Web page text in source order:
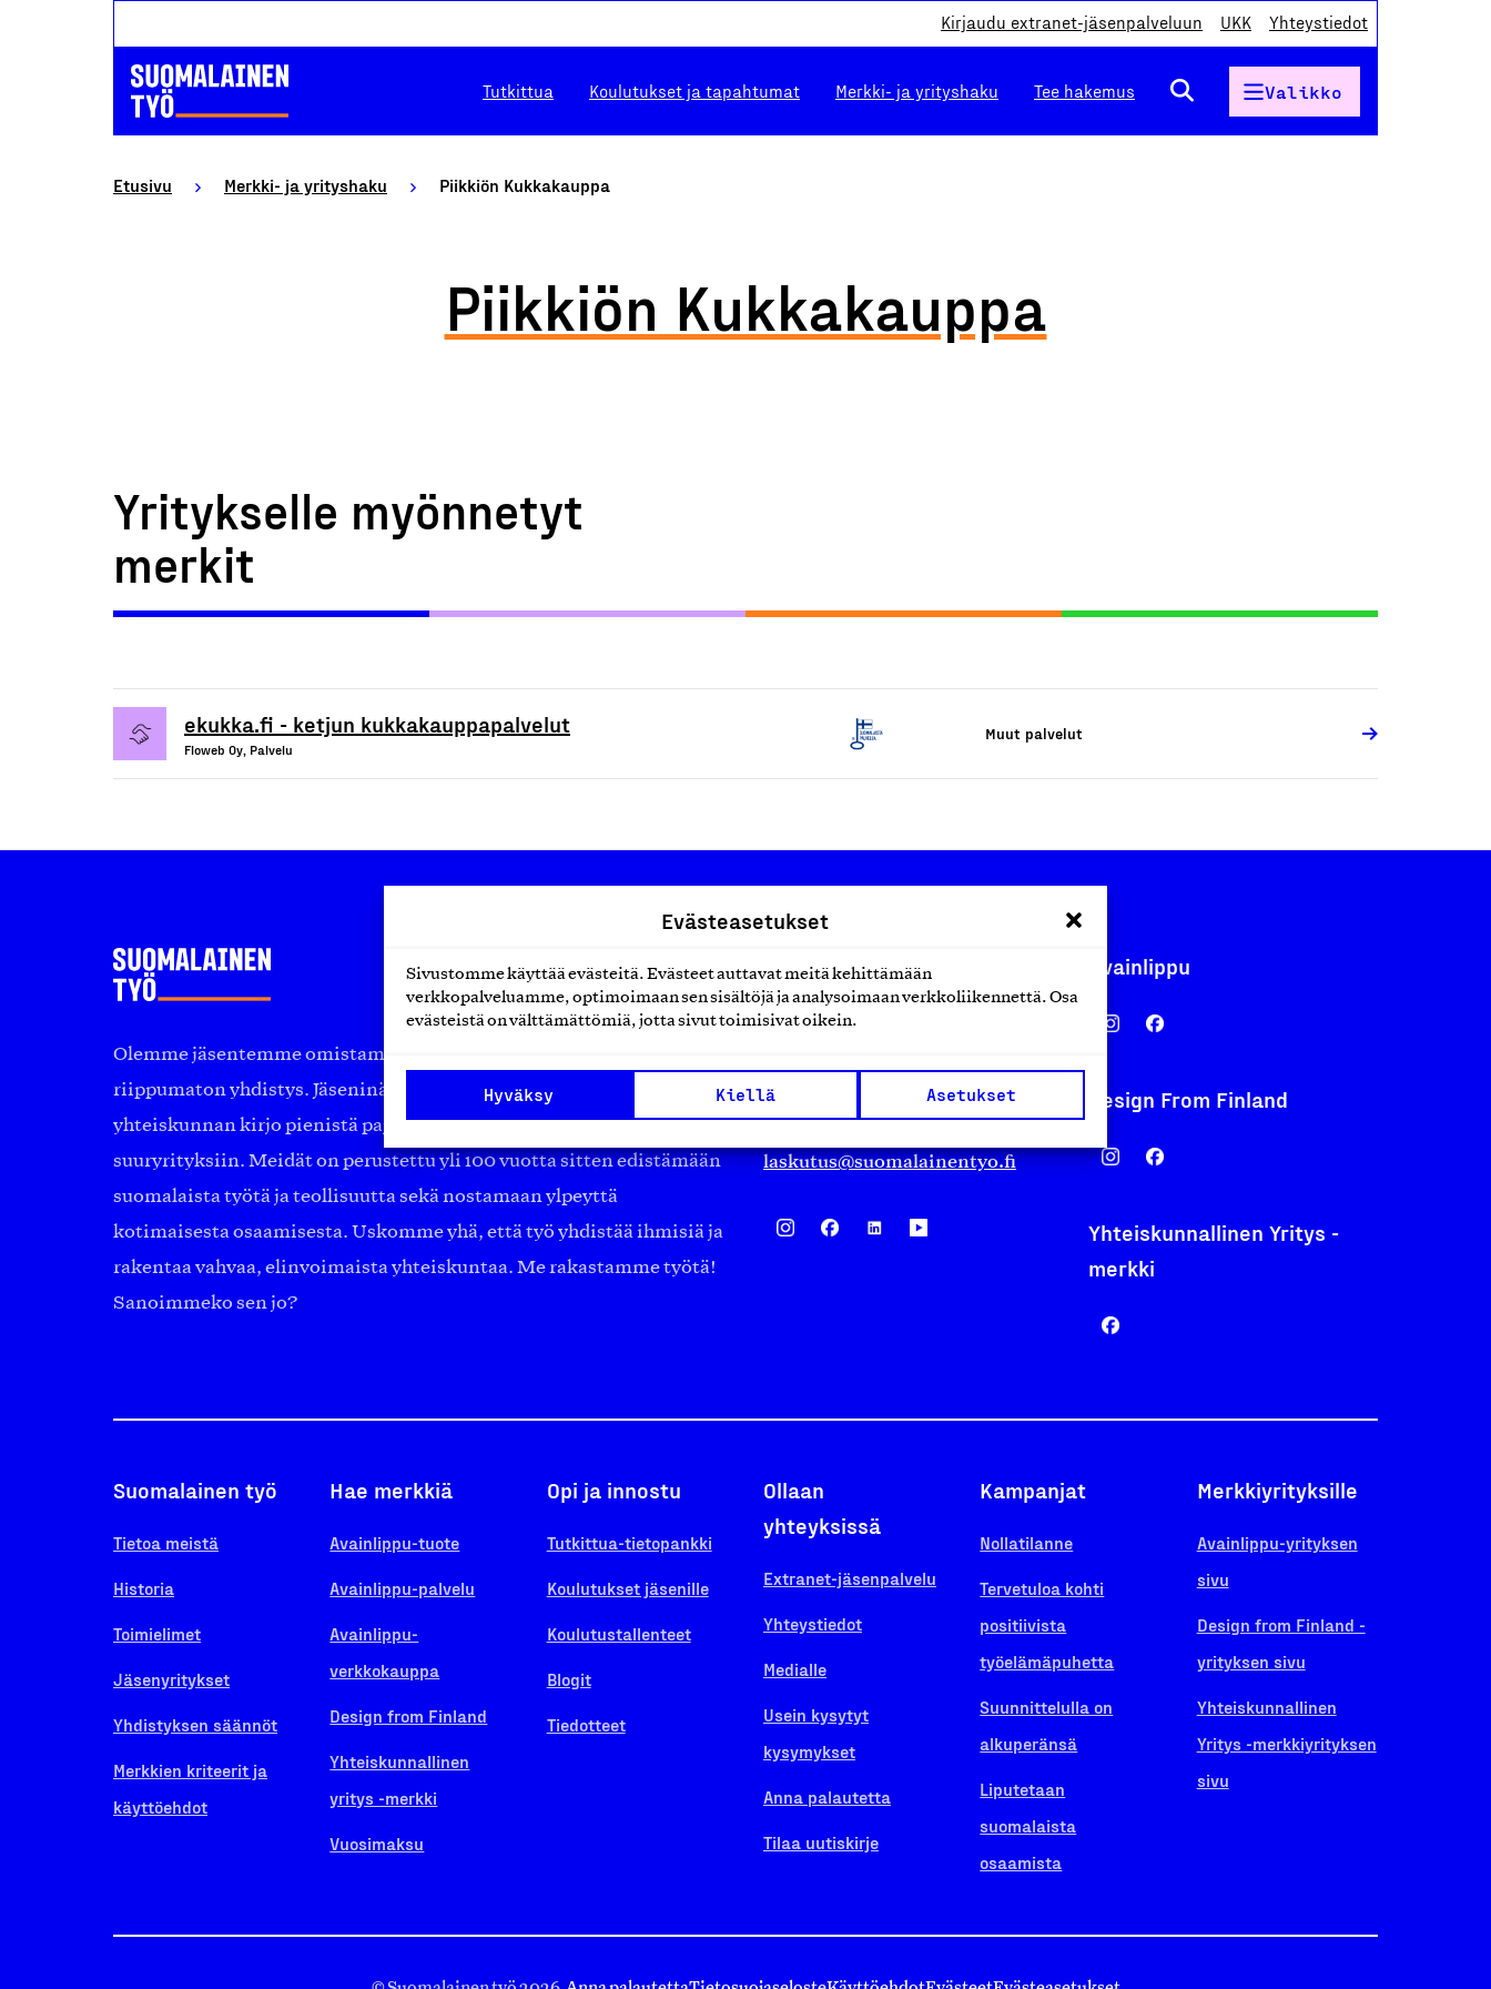
Evästeasetukset
Sivustomme käyttää evästeitä. Evästeet auttavat meitä kehittämään
verkkopalveluamme, optimoimaan sen sisältöjä ja analysoimaan verkkoliikennettä. Osa
evästeistä on välttämättömiä, jotta sivut toimisivat oikein.
Hyväksy Kiellä Asetukset
Kirjaudu extranet-jäsenpalveluun UKK Yhteystiedot
Tutkittua Koulutukset ja tapahtumat Merkki- ja yrityshaku Tee hakemus Valikko
Etusivu Merkki- ja yrityshaku Piikkiön Kukkakauppa
Piikkiön Kukkakauppa
Yritykselle myönnetyt
merkit
ekukka.fi - ketjun kukkakauppapalvelut
Floweb Oy, Palvelu
Muut palvelut
Olemme jäsentemme omistama puolueeton, työmarkkinajärjestöistä
riippumaton yhdistys. Jäseninämme on koko suomalaisen
yhteiskunnan kirjo pienistä pajoista ja yhteisöistä kansainvälisiin
suuryrityksiin. Meidät on perustettu yli 100 vuotta sitten edistämään
suomalaista työtä ja teollisuutta sekä nostamaan ylpeyttä
kotimaisesta osaamisesta. Uskomme yhä, että työ yhdistää ihmisiä ja
rakentaa vahvaa, elinvoimaista yhteiskuntaa. Me rakastamme työtä!
Sanoimmeko sen jo?
Suomalainen työ ry
Eteläranta 14,
Finland
asiakaspalvelu@suomalainentyo.fi
laskutus@suomalainentyo.fi
Avainlippu
Design From Finland
Yhteiskunnallinen Yritys -
merkki
Suomalainen työ
Tietoa meistä
Historia
Toimielimet
Jäsenyritykset
Yhdistyksen säännöt
Merkkien kriteerit ja
käyttöehdot
Hae merkkiä
Avainlippu-tuote
Avainlippu-palvelu
Avainlippu-
verkkokauppa
Design from Finland
Yhteiskunnallinen
yritys -merkki
Vuosimaksu
Opi ja innostu
Tutkittua-tietopankki
Koulutukset jäsenille
Koulutustallenteet
Blogit
Tiedotteet
Ollaan
yhteyksissä
Extranet-jäsenpalvelu
Yhteystiedot
Medialle
Usein kysytyt
kysymykset
Anna palautetta
Tilaa uutiskirje
Kampanjat
Nollatilanne
Tervetuloa kohti
positiivista
työelämäpuhetta
Suunnittelulla on
alkuperänsä
Liputetaan
suomalaista
osaamista
Merkkiyrityksille
Avainlippu-yrityksen
sivu
Design from Finland -
yrityksen sivu
Yhteiskunnallinen
Yritys -merkkiyrityksen
sivu